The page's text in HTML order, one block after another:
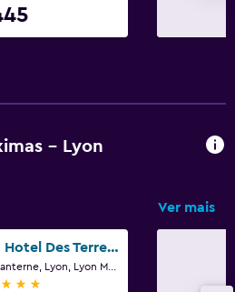
- Lyon
Ver mais
Grand Hotel Des Terreaux